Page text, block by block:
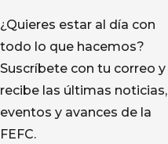
¿Quieres estar al día con
todo lo que hacemos?
Suscríbete con tu correo y
recibe las últimas noticias,
eventos y avances de la
FEFC.